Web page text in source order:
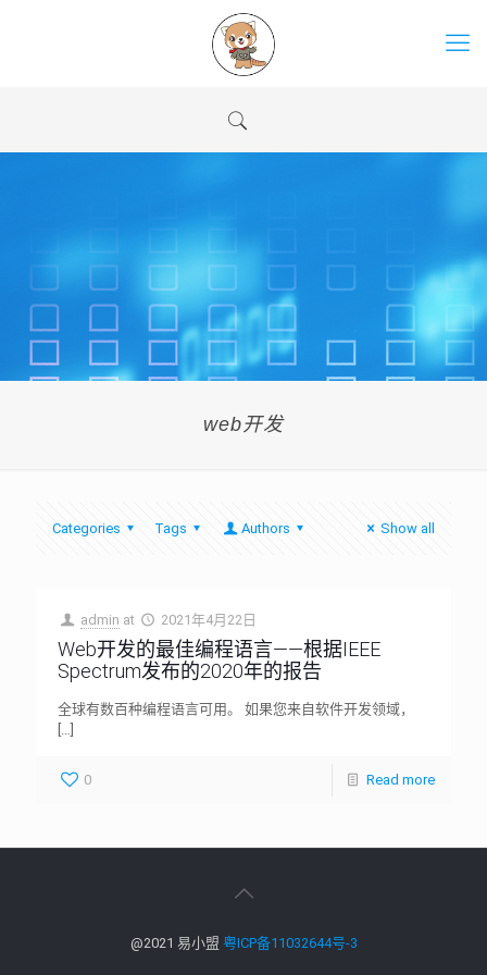
web开发
Categories Tags Authors Show all
admin at 2021年4月22日
Web开发的最佳编程语言——根据IEEE
Spectrum发布的2020年的报告
全球有数百种编程语言可用。 如果您来自软件开发领域，
[…]
0 Read more
@2021 易小盟 粤ICP备11032644号-3